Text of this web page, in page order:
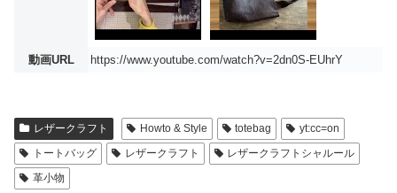
動画URL https://www.youtube.com/watch?v=2dn0S-EUhrY
レザークラフト Howto & Style totebag
yt:cc=on
トートバッグ
レザークラフト
レザークラフトシャルール
革小物